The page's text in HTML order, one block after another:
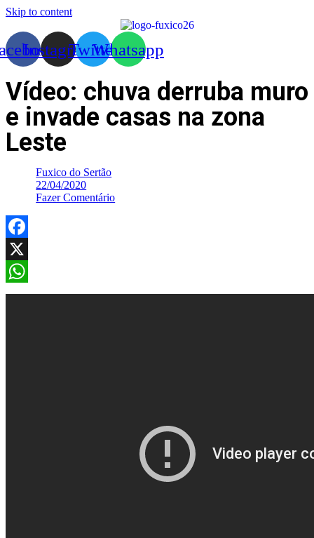
Skip to content
InstagramTwitterWhatsapp
Vídeo: chuva derruba muro
e invade casas na zona
Leste
Fuxico do Sertão
22/04/2020
Fazer Comentário
Facebook
X
WhatsApp